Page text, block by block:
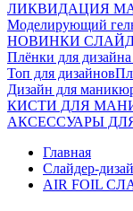
ЛИКВИДАЦИЯ
Моделирующий
НОВИНКИ
Плёнки для дизайна
Топ для дизайнов
Дизайн для
КИСТИ ДЛЯ
АКСЕССУАРЫ
Главная
Слайдер-
AIR FOIL